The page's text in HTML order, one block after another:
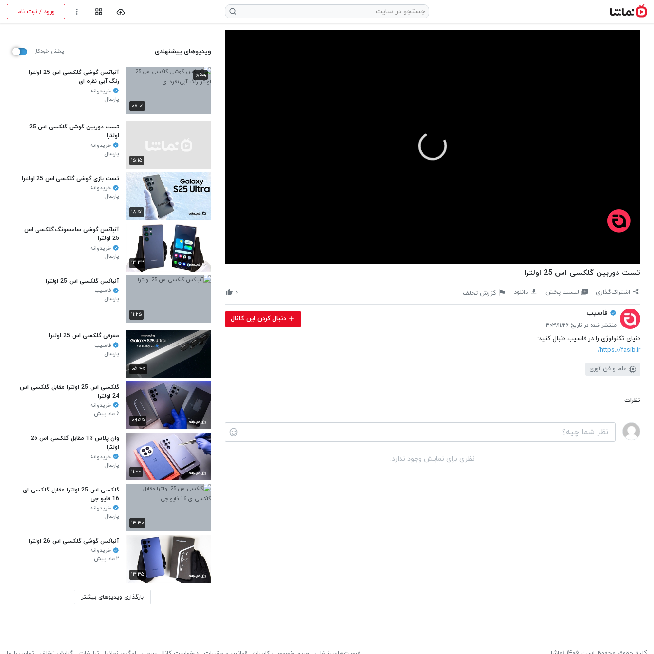
ورود / ثبت نام
تست دوربین گلکسی اس 25 اولترا
اشتراک‌گذاری لیست پخش دانلود گزارش تخلف ۰
فاسیب
منتشر شده در تاریخ ۱۴۰۳/۱۱/۲۶
دنبال کردن این کانال
دنیای تکنولوژی را در فاسیب دنبال کنید:
https://fasib.ir/
علم و فن آوری
نظرات
نظری برای نمایش وجود ندارد.
ویدیوهای پیشنهادی پخش خودکار
۰۸:۰۱
بعدی
آنباکس گوشی گلکسی اس 25 اولترا
رنگ آبی نقره ای
خریدوانه
پارسال
۱۵:۱۵
تست دوربین گوشی گلکسی اس 25
اولترا
خریدوانه
پارسال
۱۸:۵۱
تست بازی گوشی گلکسی اس 25 اولترا
خریدوانه
پارسال
۱۳:۳۲
آنباکس گوشی سامسونگ گلکسی اس
25 اولترا
خریدوانه
پارسال
۱۱:۲۵
آنباکس گلکسی اس 25 اولترا
فاسیب
پارسال
۰۵:۴۵
معرفی گلکسی اس 25 اولترا
فاسیب
پارسال
۰۹:۵۵
گلکسی اس 25 اولترا مقابل گلکسی اس
24 اولترا
خریدوانه
۶ ماه پیش
۱۱:۰۰
وان پلاس 13 مقابل گلکسی اس 25
اولترا
خریدوانه
پارسال
۱۴:۴۰
گلکسی اس 25 اولترا مقابل گلکسی ای
16 فایو جی
خریدوانه
پارسال
۱۳:۳۵
آنباکس گوشی گلکسی اس 26 اولترا
خریدوانه
۲ ماه پیش
بارگذاری ویدیوهای بیشتر